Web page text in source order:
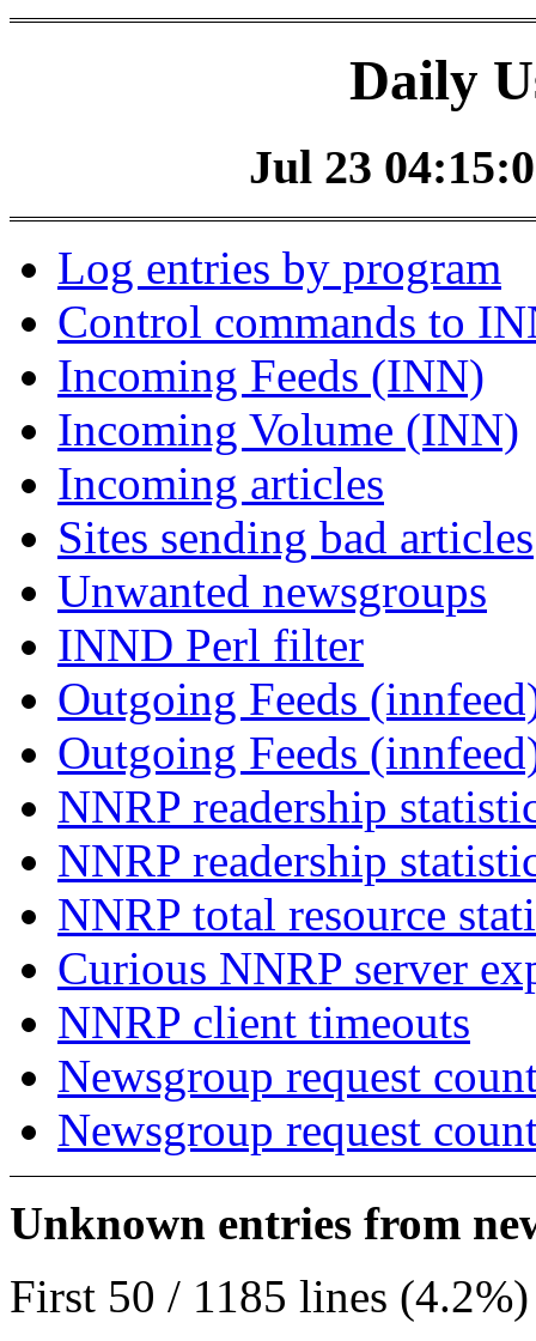
Daily
Jul 23
Log entries by program
Control commands to
Incoming Feeds (INN)
Incoming Volume (INN)
Incoming articles
Sites sending bad articles
Unwanted newsgroups
INND Perl filter
Outgoing Feeds
Outgoing Feeds
NNRP readership
NNRP readership
NNRP total resource
Curious NNRP server
NNRP client timeouts
Newsgroup request
Newsgroup request
Unknown entries from
First 50 / 1185 lines (4.2%)